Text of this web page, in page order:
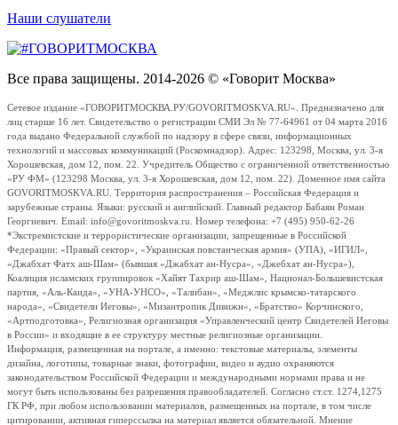
Наши слушатели
Все права защищены. 2014-2026 © «Говорит Москва»
Сетевое издание «ГОВОРИТМОСКВА.РУ/GOVORITMOSKVA.RU». Предназначено для
лиц старше 16 лет. Свидетельство о регистрации СМИ Эл № 77-64961 от 04 марта 2016
года выдано Федеральной службой по надзору в сфере связи, информационных
технологий и массовых коммуникаций (Роскомнадзор). Адрес: 123298, Москва, ул. 3-я
Хорошевская, дом 12, пом. 22. Учредитель Общество с ограниченной ответственностью
«РУ ФМ» (123298 Москва, ул. 3-я Хорошевская, дом 12, пом. 22). Доменное имя сайта
GOVORITMOSKVA.RU. Территория распространения – Российская Федерация и
зарубежные страны. Языки: русский и английский. Главный редактор Бабаян Роман
Георгиевич. Email: info@govoritmoskva.ru. Номер телефона: +7 (495) 950-62-26
*Экстремистские и террористические организации, запрещенные в Российской
Федерации: «Правый сектор», «Украинская повстанческая армия» (УПА), «ИГИЛ»,
«Джабхат Фатх аш-Шам» (бывшая «Джабхат ан-Нусра», «Джебхат ан-Нусра»),
Коалиция исламских группировок «Хайят Тахрир аш-Шам», Национал-Большевистская
партия, «Аль-Каида», «УНА-УНСО», «Талибан», «Меджлис крымско-татарского
народа», «Свидетели Иеговы», «Мизантропик Дивижн», «Братство» Корчинского,
«Артподготовка», Религиозная организация «Управленческий центр Свидетелей Иеговы
в России» и входящие в ее структуру местные религиозные организации.
Информация, размещенная на портале, а именно: текстовые материалы, элементы
дизайна, логотипы, товарные знаки, фотографии, видео и аудио охраняются
законодательством Российской Федерации и международными нормами права и не
могут быть использованы без разрешения правообладателей. Согласно ст.ст. 1274,1275
ГК РФ, при любом использовании материалов, размещенных на портале, в том числе
цитировании, активная гиперссылка на материал является обязательной. Мнение